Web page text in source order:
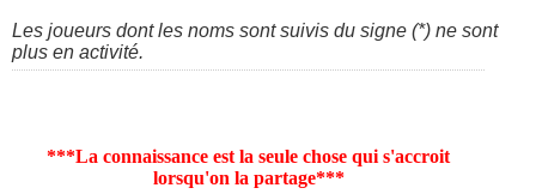
Les joueurs dont les noms sont suivis du signe (*) ne sont
plus en activité.
***La connaissance est la seule chose qui s'accroit
lorsqu'on la partage***